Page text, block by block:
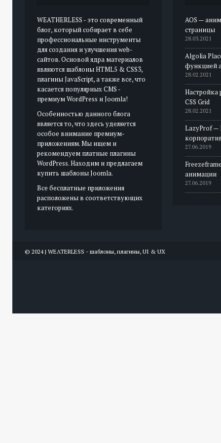
WEATHERLESS - это современный
блог, который собирает в себе
профессиональные инструменты
для создания и улучшения web-
сайтов. Основой ядра материалов
являются шаблоны HTML5 & CSS3,
плагины JavaScript, а также все, что
касается популярных CMS -
премиум WordPress и Joomla!
Особенностью данного блога
является то, что здесь уделяется
особое внимание премиум-
приложениям. Мы ищем и
рекомендуем платные плагины
WordPress. Находим и предлагаем
купить шаблоны Joomla.
Все бесплатные приложения
расположены в соответствующих
категориях.
AOS —
страницы
28.03.2021
Algolia
функцией
28.02.2021
Настройка
CSS Grid
28.02.2021
LazyProf —
27.06.2019
анимации
27.06.2019
© 2024 | WEATERLESS - шаблоны, плагины, UI & UX